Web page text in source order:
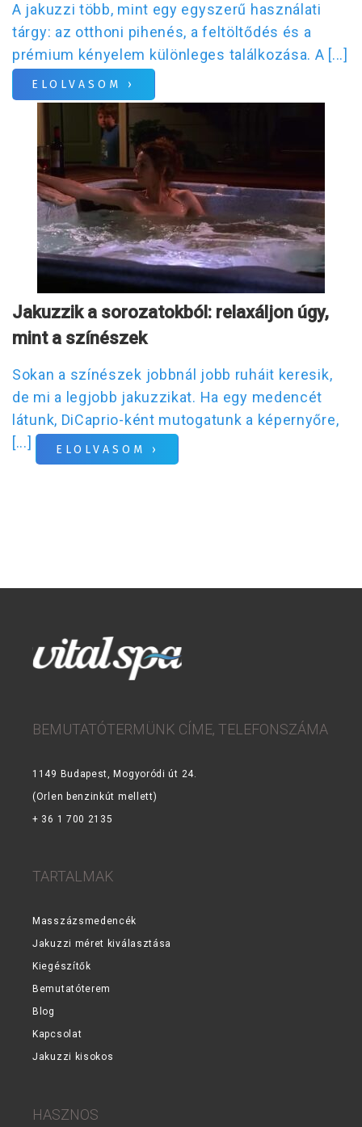
A jakuzzi több, mint egy egyszerű használati
tárgy: az otthoni pihenés, a feltöltődés és a
prémium kényelem különleges találkozása. A [...]
ELOLVASOM ›
Jakuzzik a sorozatokból: relaxáljon úgy,
mint a színészek
Sokan a színészek jobbnál jobb ruháit keresik,
de mi a legjobb jakuzzikat. Ha egy medencét
látunk, DiCaprio-ként mutogatunk a képernyőre,
[...]
ELOLVASOM ›
BEMUTATÓTERMÜNK CÍME, TELEFONSZÁMA
1149 Budapest, Mogyoródi út 24.
(Orlen benzinkút mellett)
+ 36 1 700 2135
TARTALMAK
Masszázsmedencék
Jakuzzi méret kiválasztása
Kiegészítők
Bemutatóterem
Blog
Kapcsolat
Jakuzzi kisokos
HASZNOS